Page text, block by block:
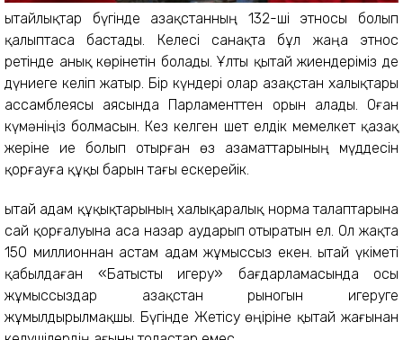
Қытайлықтар бүгінде Қазақстанның 132-ші этносы болып
қалыптаса бастады. Келесі санақта бұл жаңа этнос
ретінде анық көрінетін болады. Ұлты қытай жиендеріміз де
дүниеге келіп жатыр. Бір күндері олар Қазақстан халықтары
ассамблеясы аясында Парламенттен орын алады. Оған
күмәніңіз болмасын. Кез келген шет елдік мемелкет қазақ
жеріне ие болып отырған өз азаматтарының мүддесін
қорғауға құқы барын тағы ескерейік.
Қытай адам құқықтарының халықаралық норма талаптарына
сай қорғалуына аса назар аударып отыратын ел. Ол жақта
150 миллионнан астам адам жұмыссыз екен. Қытай үкіметі
қабылдаған «Батысты игеру» бағдарламасында осы
жұмыссыздар Қазақстан рыногын игеруге
жұмылдырылмақшы. Бүгінде Жетісу өңіріне қытай жағынан